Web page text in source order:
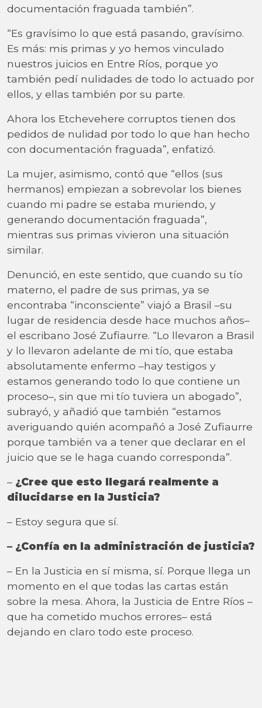
documentación fraguada también”.
“Es gravísimo lo que está pasando, gravísimo.
Es más: mis primas y yo hemos vinculado
nuestros juicios en Entre Ríos, porque yo
también pedí nulidades de todo lo actuado por
ellos, y ellas también por su parte.
Ahora los Etchevehere corruptos tienen dos
pedidos de nulidad por todo lo que han hecho
con documentación fraguada”, enfatizó.
La mujer, asimismo, contó que “ellos (sus
hermanos) empiezan a sobrevolar los bienes
cuando mi padre se estaba muriendo, y
generando documentación fraguada”,
mientras sus primas vivieron una situación
similar.
Denunció, en este sentido, que cuando su tío
materno, el padre de sus primas, ya se
encontraba “inconsciente” viajó a Brasil –su
lugar de residencia desde hace muchos años–
el escribano José Zufiaurre. “Lo llevaron a Brasil
y lo llevaron adelante de mi tío, que estaba
absolutamente enfermo –hay testigos y
estamos generando todo lo que contiene un
proceso–, sin que mi tío tuviera un abogado”,
subrayó, y añadió que también “estamos
averiguando quién acompañó a José Zufiaurre
porque también va a tener que declarar en el
juicio que se le haga cuando corresponda”.
– ¿Cree que esto llegará realmente a
dilucidarse en la Justicia?
– Estoy segura que sí.
– ¿Confía en la administración de justicia?
– En la Justicia en sí misma, sí. Porque llega un
momento en el que todas las cartas están
sobre la mesa. Ahora, la Justicia de Entre Ríos –
que ha cometido muchos errores– está
dejando en claro todo este proceso.